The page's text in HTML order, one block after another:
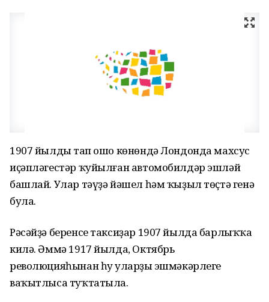
1907 йылдың тап ошо көнөндә Лондонда махсус
иҫәпләгестәр ҡуйылған автомобилдәр эшләй
башлай. Улар тәүҙә йәшел һәм ҡыҙыл төҫтә генә
була.
Рәсәйҙә беренсе таксиҙар 1907 йылда барлыҡҡа
килә. Әммә 1917 йылда, Октябрь
революцияһынан һуң уларҙың эшмәкәрлеге
ваҡытлыса туҡтатыла.